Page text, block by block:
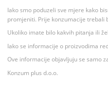
Iako smo poduzeli sve mjere kako
promjeniti. Prije konzumacije trebali
Ukoliko imate bilo kakvih pitanja ili
Iako se informacije o proizvodima
Ove informacije objavljuju se samo
Konzum plus d.o.o.